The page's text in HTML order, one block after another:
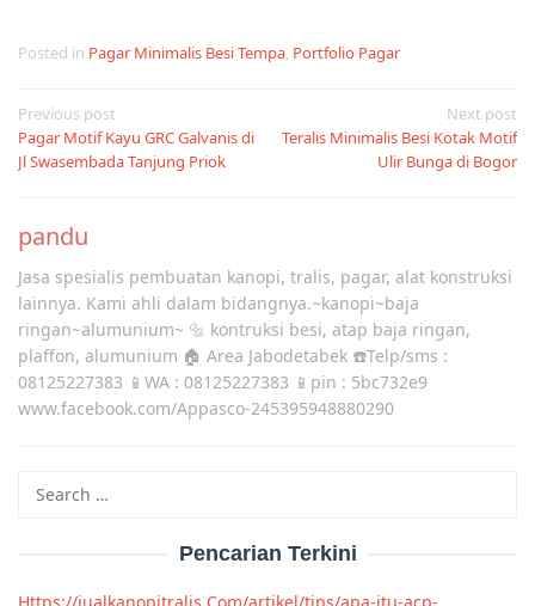
Posted in Pagar Minimalis Besi Tempa, Portfolio Pagar
Post
navigation
Previous post
Pagar Motif Kayu GRC Galvanis di
Jl Swasembada Tanjung Priok
Next post
Teralis Minimalis Besi Kotak Motif
Ulir Bunga di Bogor
pandu
Jasa spesialis pembuatan kanopi, tralis, pagar, alat konstruksi
lainnya. Kami ahli dalam bidangnya.~kanopi~baja
ringan~alumunium~ 🔩 kontruksi besi, atap baja ringan,
plaffon, alumunium 🏠 Area Jabodetabek ☎️Telp/sms :
08125227383 📱WA : 08125227383 📱pin : 5bc732e9
www.facebook.com/Appasco-245395948880290
for:
Pencarian Terkini
Https://jualkanopitralis Com/artikel/tips/apa-itu-acp-